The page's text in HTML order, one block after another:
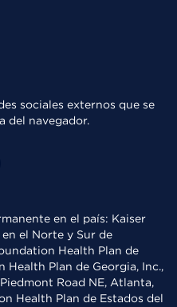
sociales externos que se
del navegador.
en el país: Kaiser
el Norte y Sur de
Health Plan de
Health Plan de Georgia, Inc.,
Road NE, Atlanta,
Health Plan de Estados del